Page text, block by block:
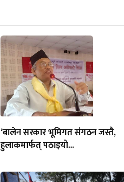
‘बालेन सरकार भूमिगत संगठन जस्तै,
हुलाकमार्फत् पठाइयो...